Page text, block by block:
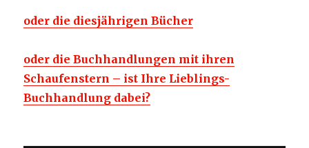
oder die diesjährigen Bücher
oder die Buchhandlungen mit ihren
Schaufenstern – ist Ihre Lieblings-
Buchhandlung dabei?